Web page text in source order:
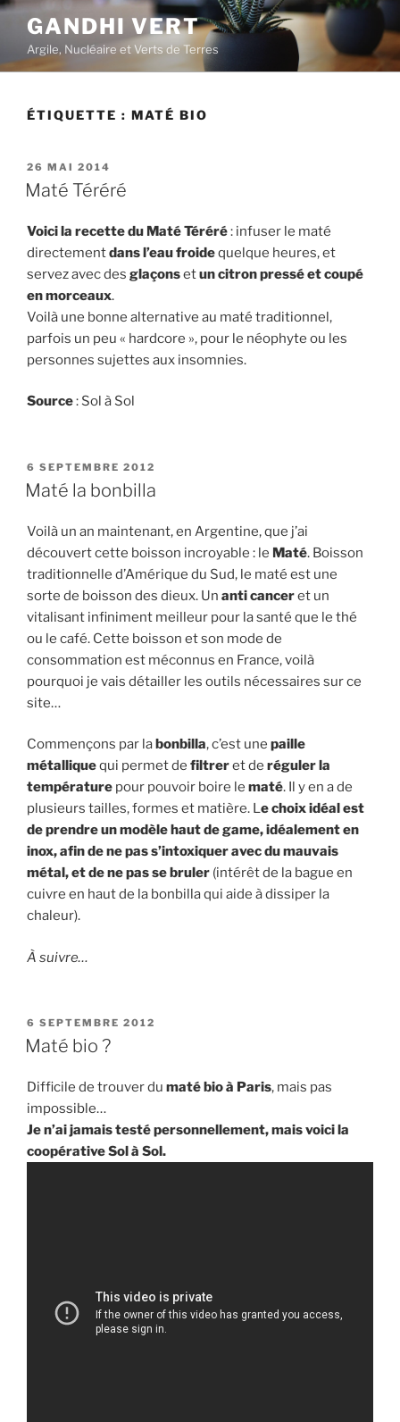
Aller
contenu
principal
GANDHI VERT
Argile, Nucléaire et Verts de Terres
ÉTIQUETTE : MATÉ BIO
PUBLIÉ
LE
26 MAI 2014
Maté Téréré
Voici la recette du Maté Téréré: infuser le maté
directementdans l’eau froidequelque heures, et
servez avec des glaçonsetun citron pressé et coupé
en morceaux.
Voilà une bonne alternative au maté traditionnel,
parfois un peu « hardcore », pour le néophyte ou les
personnes sujettes aux insomnies.
Source: Sol à Sol
PUBLIÉ
LE
6 SEPTEMBRE 2012
Maté la bonbilla
Voilà un an maintenant, en Argentine, que j’ai
découvert cette boisson incroyable : le Maté. Boisson
traditionnelle d’Amérique du Sud, le maté est une
sorte de boisson des dieux. Un anti canceret un
vitalisant infiniment meilleur pour la santé que le thé
ou le café. Cette boisson et son mode de
consommation est méconnus en France, voilà
pourquoi je vais détailler les outils nécessaires sur ce
site…
Commençons par labonbilla, c’est une paille
métalliquequi permet de filtreret de réguler la
température pour pouvoir boire le maté. Il y en a de
plusieurs tailles, formes et matière. Le choix idéal est
de prendre un modèle haut de game, idéalement en
inox, afin de ne pas s’intoxiquer avec du mauvais
métal, et de ne pas se bruler (intérêt de la bague en
cuivre en haut de la bonbilla qui aide à dissiper la
chaleur).
À suivre…
PUBLIÉ
LE
6 SEPTEMBRE 2012
Maté bio ?
Difficile de trouver du maté bio à Paris, mais pas
impossible…
Je n’ai jamais testé personnellement, mais voici la
coopérative Sol à Sol.